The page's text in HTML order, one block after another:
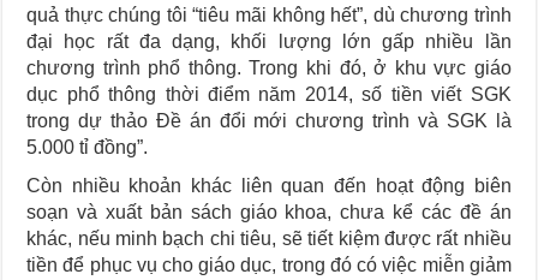
quả thực chúng tôi “tiêu mãi không hết”, dù chương trình
đại học rất đa dạng, khối lượng lớn gấp nhiều lần
chương trình phổ thông. Trong khi đó, ở khu vực giáo
dục phổ thông thời điểm năm 2014, số tiền viết SGK
trong dự thảo Đề án đổi mới chương trình và SGK là
5.000 tỉ đồng”.
Còn nhiều khoản khác liên quan đến hoạt động biên
soạn và xuất bản sách giáo khoa, chưa kể các đề án
khác, nếu minh bạch chi tiêu, sẽ tiết kiệm được rất nhiều
tiền để phục vụ cho giáo dục, trong đó có việc miễn giảm